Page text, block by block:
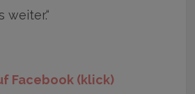
weiter.“
Facebook (klick)